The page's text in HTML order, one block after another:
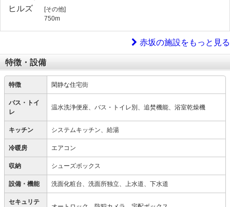
[その他]
750m
赤坂の施設をもっと見る
特徴・設備
特徴 閑静な住宅街
バス・トイ
レ
温水洗浄便座、バス・トイレ別、追焚機能、浴室乾燥機
キッチン システムキッチン、給湯
冷暖房 エアコン
収納 シューズボックス
設備・機能 洗面化粧台、洗面所独立、上水道、下水道
セキュリテ